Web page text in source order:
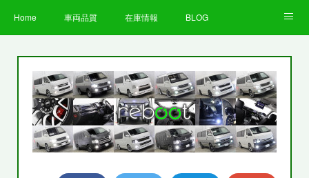
Home 車両品質 在庫情報 BLOG
お客様の声 STAFF 企業情報
プライバシーポリシー